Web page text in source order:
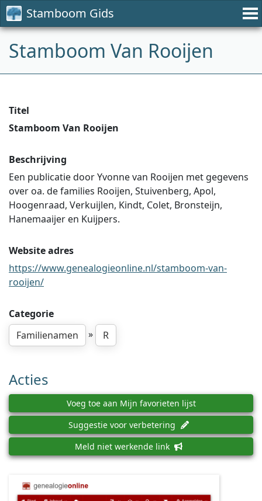
Stamboom Gids
Stamboom Van Rooijen
Titel
Stamboom Van Rooijen
Beschrijving
Een publicatie door Yvonne van Rooijen met gegevens
over oa. de families Rooijen, Stuivenberg, Apol,
Hoogenraad, Verkuijlen, Kindt, Colet, Bronsteijn,
Hanemaaijer en Kuijpers.
Website adres
https://www.genealogieonline.nl/stamboom-van-
rooijen/
Categorie
Familienamen
» R
Acties
Voeg toe aan Mijn favorieten lijst
Suggestie voor verbetering
Meld niet werkende link